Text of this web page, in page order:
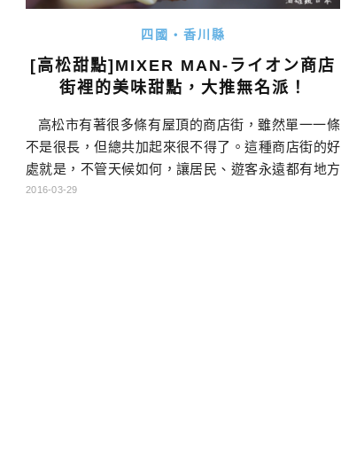
四國・香川縣
[高松甜點]MIXER MAN-ライオン商店
街裡的美味甜點，大推無名派！
高松市有著很多條有屋頂的商店街，雖然單一一條
不是很長，但總共加起來很不得了。這種商店街的好
處就是，不管天候如何，讓居民、遊客永遠都有地方
逛街。在比較靠近琴平電鐵片原町車站，有一條南北
2016-03-29